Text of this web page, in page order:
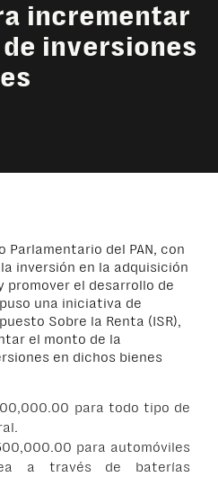
incrementar
inversiones
Parlamentario del PAN, con
inversión en la adquisición
promover el desarrollo de
una iniciativa de
Sobre la Renta (ISR),
el monto de la
en dichos bienes
para todo tipo de
para automóviles
a través de baterías